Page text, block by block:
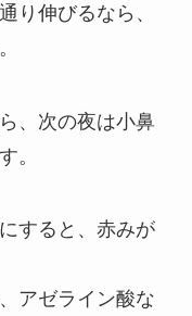
り伸びるなら、
、次の夜は小鼻
。
すると、赤みが
アゼライン酸な